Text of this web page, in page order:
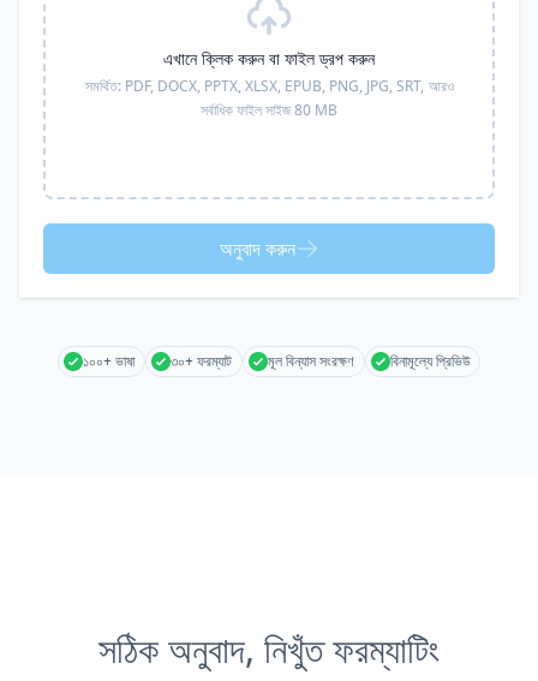
এখানে ক্লিক করুন বা ফাইল ড্রপ করুন
সমর্থিত: PDF, DOCX, PPTX, XLSX, EPUB, PNG, JPG, SRT, আরও
সর্বাধিক ফাইল সাইজ 80 MB
অনুবাদ করুন
১০০+ ভাষা ৩০+ ফরম্যাট মূল বিন্যাস সংরক্ষণ বিনামূল্যে প্রিভিউ
সঠিক অনুবাদ, নিখুঁত ফরম্যাটিং